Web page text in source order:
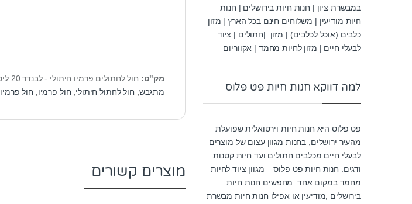
מק"ט: חול לחתולים פרמיו חיתולי - לבנדר 20 ליטר
מתגבש, חול לחתול חיתולי, חול פרמיו, חול
מוצרים קשורים
במבשרת ציון | חנות חיות בירושלים | חנות
חיות מודיעין | משלוחים חינם בכל הארץ | מזון
כלבים (אוכל לכלבים) | מזון |חתולים | ציוד
לבעלי חיים | מזון לחיות מחמד | אקווריום
למה דווקא חנות חיות פט פלוס
פט פלוס היא חנות חיות וירטואלית שפועלת
מהעיר ירושלים, בחנות מגוון עצום של מוצרים
לבעלי חיים מכלבים חתולים ועד חיות קטנות
ודגים. חנות חיות פט פלוס – מגוון ציוד לחיות
מחמד במקום אחד. מחפשים חנות חיות
בירושלים ,מודיעין או אפילו חנות חיות מבשרת